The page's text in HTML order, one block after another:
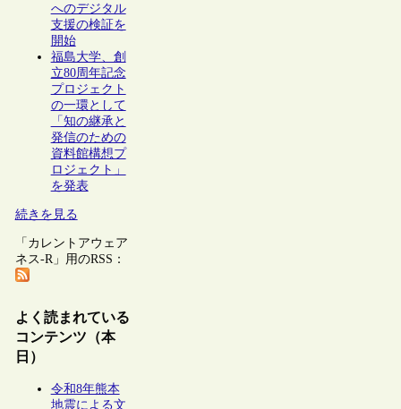
へのデジタル
支援の検証を
開始
福島大学、創
立80周年記念
プロジェクト
の一環として
「知の継承と
発信のための
資料館構想プ
ロジェクト」
を発表
続きを見る
「カレントアウェア
ネス-R」用のRSS：
よく読まれている
コンテンツ（本
日）
令和8年熊本
地震による文